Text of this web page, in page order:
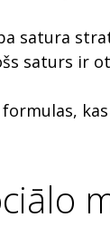
satura
saturs ir
formulas,